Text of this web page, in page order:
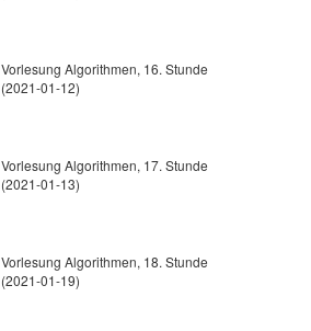
Vorlesung Algorithmen, 16. Stunde
(2021-01-12)
Vorlesung Algorithmen, 17. Stunde
(2021-01-13)
Vorlesung Algorithmen, 18. Stunde
(2021-01-19)